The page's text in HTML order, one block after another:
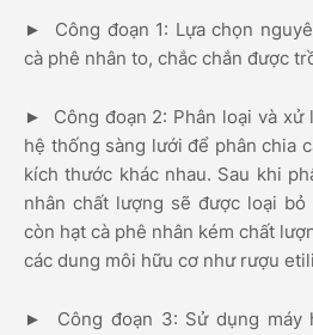
► Công đoạn 1: Lựa chọn
cà phê nhân to, chắc chắn được
► Công đoạn 2: Phân loại và xử
hệ thống sàng lưới để phân chia
kích thước khác nhau. Sau khi
nhân chất lượng sẽ được loại
còn hạt cà phê nhân kém chất
các dung môi hữu cơ như rượu
► Công đoạn 3: Sử dụng máy